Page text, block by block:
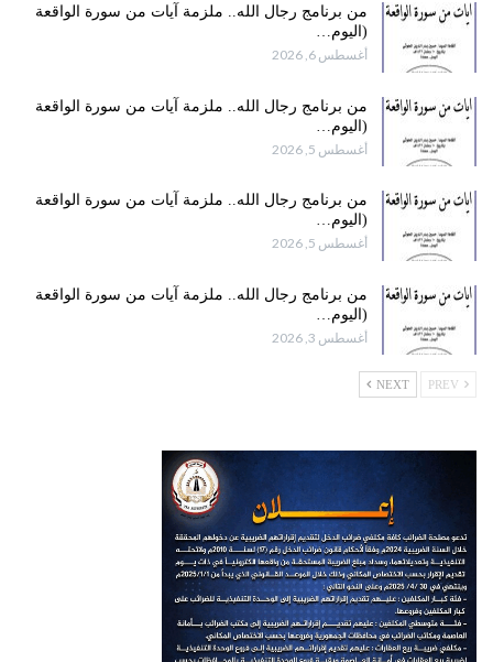
من برنامج رجال الله.. ملزمة آيات من سورة الواقعة
(اليوم…
أغسطس 6, 2026
من برنامج رجال الله.. ملزمة آيات من سورة الواقعة
(اليوم…
أغسطس 5, 2026
من برنامج رجال الله.. ملزمة آيات من سورة الواقعة
(اليوم…
أغسطس 5, 2026
من برنامج رجال الله.. ملزمة آيات من سورة الواقعة
(اليوم…
أغسطس 3, 2026
NEXT